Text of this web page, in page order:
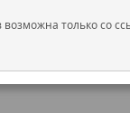
только со